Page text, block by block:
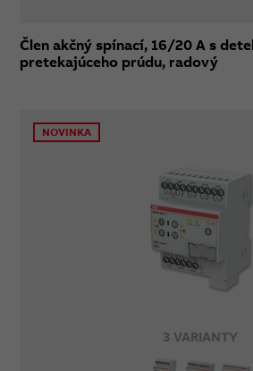
Člen akčný spínací, 16/20 A s
pretekajúceho prúdu, radový
3 VARIANTY
NOVINKA